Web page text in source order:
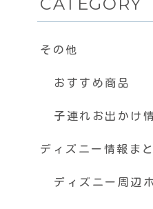
その他
おすすめ商品
子連れお出かけ
ディズニー情報ま
ディズニー周辺